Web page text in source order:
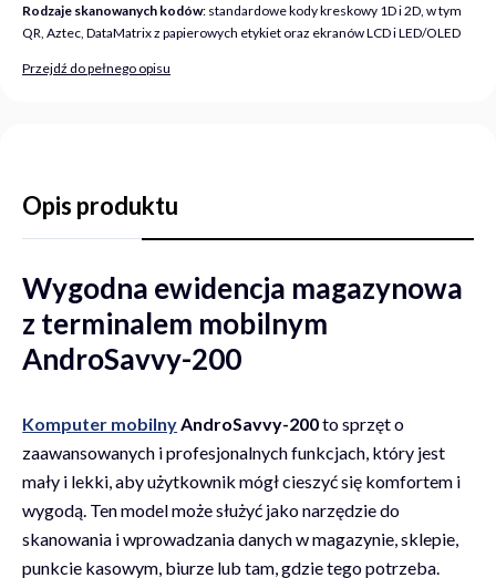
Rodzaje skanowanych kodów: standardowe kody kreskowy 1D i 2D, w tym
QR, Aztec, DataMatrix z papierowych etykiet oraz ekranów LCD i LED/OLED
Przejdź do pełnego opisu
Opis produktu
Wygodna ewidencja magazynowa
z terminalem mobilnym
AndroSavvy-200
Komputer mobilny AndroSavvy-200to sprzęt o
zaawansowanych i profesjonalnych funkcjach, który jest
mały i lekki, aby użytkownik mógł cieszyć się komfortem i
wygodą. Ten model może służyć jako narzędzie do
skanowania i wprowadzania danych w magazynie, sklepie,
punkcie kasowym, biurze lub tam, gdzie tego potrzeba.